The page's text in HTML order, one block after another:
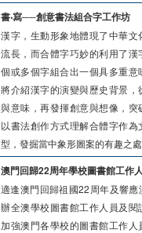
書‧寫──創意書法組合字工作坊
漢字，生動形象地體現了中華文
流長，而合體字巧妙的利用了漢
個或多個字組合出一個具多重意
將介紹漢字的演變與歷史背景，
與意味，再發揮創意與想像，突
以書法創作方式理解合體字作
型，發掘當中象形圖案的有趣之
澳門回歸22周年學校圖書館工作
適逢澳門回歸祖國22周年及響
辦全澳學校圖書館工作人員及閱
加強澳門各學校的圖書館工作人